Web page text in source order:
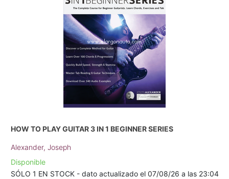
HOW TO PLAY GUITAR 3 IN 1 BEGINNER SERIES
Alexander, Joseph
Disponible
SÓLO 1 EN STOCK - dato actualizado el 07/08/26 a las 23:04